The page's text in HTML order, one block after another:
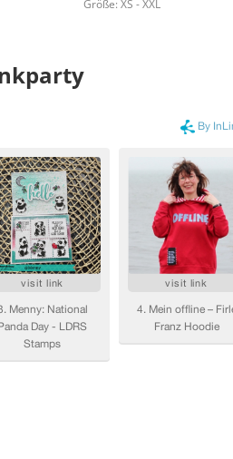
Größe: XS - XXL